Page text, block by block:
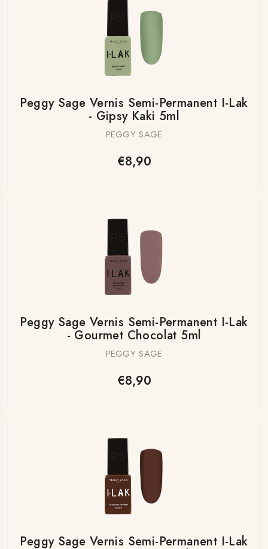
Peggy Sage Vernis Semi-Permanent I-Lak
- Gipsy Kaki 5ml
PEGGY SAGE
€8,90
Peggy Sage Vernis Semi-Permanent I-Lak
- Gourmet Chocolat 5ml
PEGGY SAGE
€8,90
Peggy Sage Vernis Semi-Permanent I-Lak